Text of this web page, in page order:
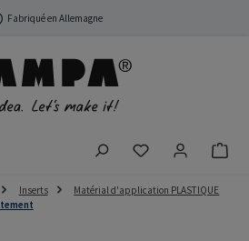
Fabriqué en Allemagne
Vous avez 0
Inserts
Matérial d'application PLASTIQUE